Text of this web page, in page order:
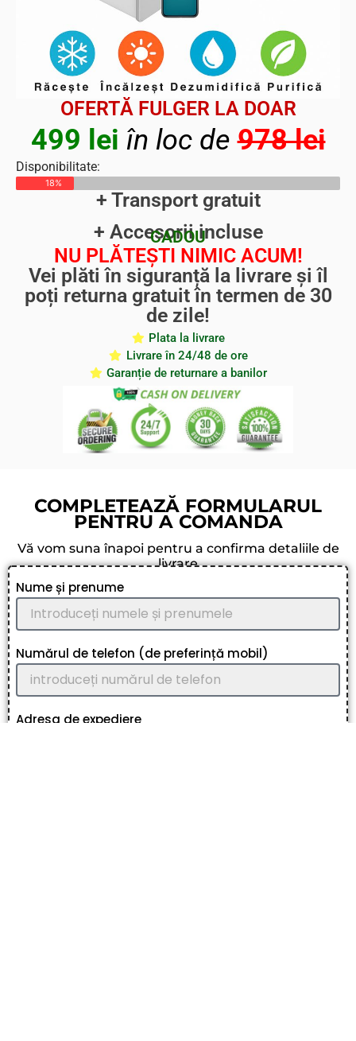
OFERTĂ FULGER LA DOAR
499 lei în loc de978 lei
Disponibilitate:
18%
+ Transport gratuit
+ Accesorii incluse
CADOU
NU PLĂTEȘTI NIMIC ACUM!
Vei plăti în siguranță la livrare și îl
poți returna gratuit în termen de 30
de zile!
Plata la livrare
Livrare în 24/48 de ore
Garanție de returnare a banilor
COMPLETEAZĂ FORMULARUL
PENTRU A COMANDA
Vă vom suna înapoi pentru a confirma detaliile de
livrare
Nume și prenume
Numărul de telefon (de preferință mobil)
Adresa de expediere